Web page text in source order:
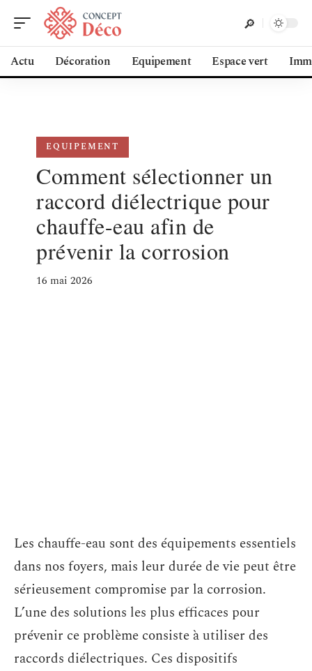
Actu Décoration Equipement Espace vert
EQUIPEMENT
Comment sélectionner un
raccord diélectrique pour
chauffe-eau afin de
prévenir la corrosion
16 mai 2026
Les chauffe-eau sont des équipements essentiels
dans nos foyers, mais leur durée de vie peut être
sérieusement compromise par la corrosion.
L’une des solutions les plus efficaces pour
prévenir ce problème consiste à utiliser des
raccords diélectriques. Ces dispositifs